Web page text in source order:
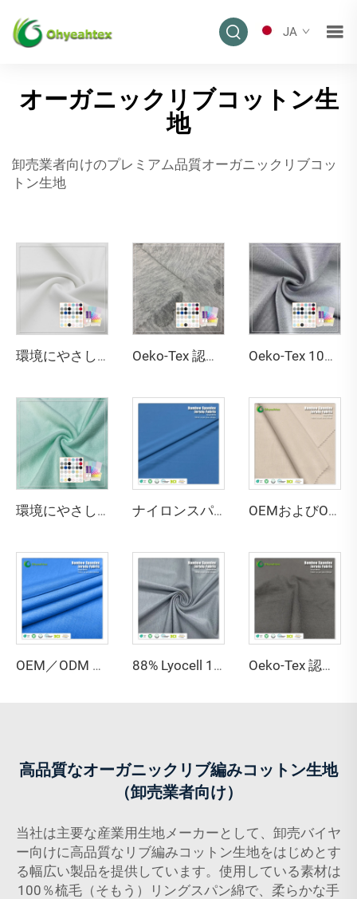
JA
オーガニックリブコットン生
地
卸売業者向けのプレミアム品質オーガニックリブコッ
トン生地
環境にやさしい両面編み通気性・紫外線防止・高伸縮性 79%リサイクルポリエステル 21%スパンデックス ファブリック（水着用） Oeko-Tex 認証 100%ポリエステル ジャカード生地 静電防止 撥水性あり 幅160cm 30番手糸支数 タオル用 Oeko-Tex 100 認定 ダブルフェース ストレッチ 吸湿性 環境にやさしい 100%ポリエステル ズボン地 生地（レディース・ベビー・キッズ用）
環境にやさしい67%バンブー、28%ヘンプ、5%スパンデックス製の通気性・抗菌・吸湿性に優れたフリース生地（ランジェリー・アクティブウェア用） ナイロンスパンデックスシングルジャージ生地 - 水着・スポーツウェア用の通気性・ストレッチ性・撥水・速乾性、135gsm、幅152cm OEMおよびODM対応 環境にやさしい100%竹繊維ジャージ生地 抗菌 吸湿性 通気性 備えた衣料品向け素材
OEM／ODM GRS認証済み 80%リサイクルポリエステル 20%スパンデックス インロック生地 高伸縮性 防水 水分速乾 中肉地 88% Lyocell 12% スパンデックス ジャージ生地 抗菌 吸湿性 環境にやさしい 軽量 アクティブウェア・スポーツウェア向け Oeko-Tex 認定 69% バンブー 31% ソロナ ジャージ生地 - 女性用・キッズ服向け抗菌軽量生地
高品質なオーガニックリブ編みコットン生地
（卸売業者向け）
当社は主要な産業用生地メーカーとして、卸売バイヤ
ー向けに高品質なリブ編みコットン生地をはじめとす
る幅広い製品を提供しています。使用している素材は
100％梳毛（そもう）リングスパン綿で、柔らかな手